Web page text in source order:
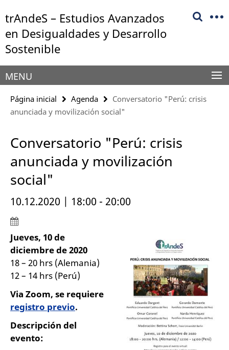
direkt
zu
Inhalt
trAndeS – Estudios Avanzados
en Desigualdades y Desarrollo
Sostenible
Herramientas
de
navegación
MENU
Página inicial Agenda
Conversatorio "Perú: crisis
anunciada y movilización social"
Conversatorio "Perú: crisis
anunciada y movilización
social"
10.12.2020 | 18:00 - 20:00
Jueves, 10 de
diciembre de 2020
18 – 20 hrs (Alemania)
12 – 14 hrs (Perú)
Via Zoom, se requiere
registro previo.
Descripción del
evento: